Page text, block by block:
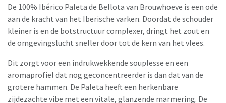
De 100% Ibérico Paleta de Bellota van Brouwhoeve is een ode
aan de kracht van het Iberische varken. Doordat de schouder
kleiner is en de botstructuur complexer, dringt het zout en
de omgevingslucht sneller door tot de kern van het vlees.
Dit zorgt voor een indrukwekkende souplesse en een
aromaprofiel dat nog geconcentreerder is dan dat van de
grotere hammen. De Paleta heeft een herkenbare
zijdezachte vibe met een vitale, glanzende marmering. De